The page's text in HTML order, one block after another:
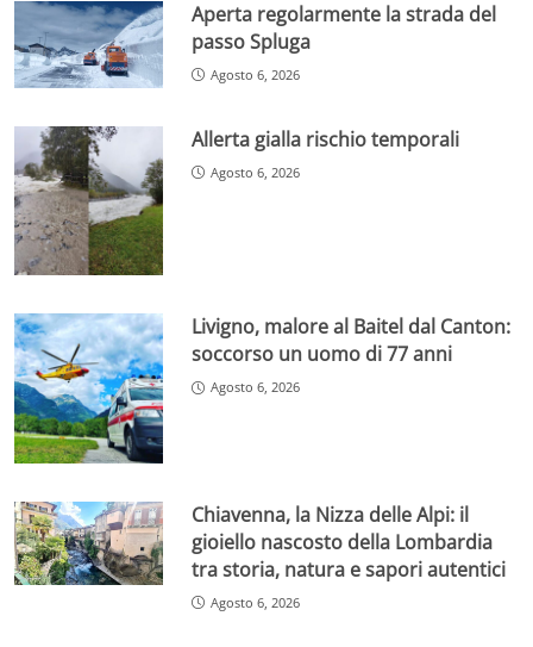
Aperta regolarmente la strada del
passo Spluga
Agosto 6, 2026
Allerta gialla rischio temporali
Agosto 6, 2026
Livigno, malore al Baitel dal Canton:
soccorso un uomo di 77 anni
Agosto 6, 2026
Chiavenna, la Nizza delle Alpi: il
gioiello nascosto della Lombardia
tra storia, natura e sapori autentici
Agosto 6, 2026